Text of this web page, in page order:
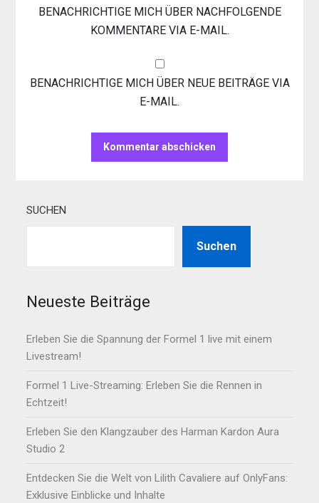
BENACHRICHTIGE MICH ÜBER NACHFOLGENDE
KOMMENTARE VIA E-MAIL.
BENACHRICHTIGE MICH ÜBER NEUE BEITRÄGE VIA
E-MAIL.
SUCHEN
Suchen
Neueste Beiträge
Erleben Sie die Spannung der Formel 1 live mit einem
Livestream!
Formel 1 Live-Streaming: Erleben Sie die Rennen in
Echtzeit!
Erleben Sie den Klangzauber des Harman Kardon Aura
Studio 2
Entdecken Sie die Welt von Lilith Cavaliere auf OnlyFans:
Exklusive Einblicke und Inhalte